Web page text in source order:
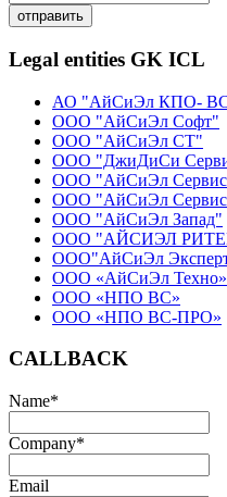
отправить
Legal entities GK ICL
АО "АйСиЭл КПО-
ООО "АйСиЭл Софт"
ООО "АйСиЭл СТ"
ООО "ДжиДиСи
ООО "АйСиЭл
ООО "АйСиЭл
ООО "АйСиЭл Запад"
ООО "АЙСИЭЛ
ООО"АйСиЭл
ООО «АйСиЭл Техно»
ООО «НПО ВС»
ООО «НПО ВС-ПРО»
CALLBACK
Name*
Company*
Email